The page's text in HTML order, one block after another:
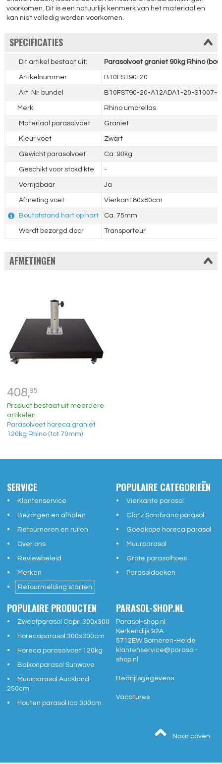
voorkomen. Dit is een natuurlijk kenmerk van het materiaal en
kan niet volledig worden voorkomen.
SPECIFICATIES
Dit artikel bestaat uit: Parasolvoet graniet 90kg Rhino
Artikelnummer B10FST90-20
Art. Nr. bundel B10FST90-20-A12ADA1-20-S1007-
Merk Rhino umbrellas
Materiaal parasolvoet Graniet
Kleur voet Zwart
Gewicht parasolvoet Ca. 90kg
Geschikt voor stokdikte -
Verrijdbaar Ja
Afmeting voet Vierkant 80x80cm
Boutafstand hart op hart Ca. 75mm
Wordt bezorgd door Transporteur
AFMETINGEN
408,95
Product bestaat uit meerdere
artikelen
Parasolvoet horeca graniet
120kg Rhino (tot 70mm)
SERVICE
Klantenservice
Bezorgen en afhalen
Retourneren en ruilen
Over ons
Reviewbeleid
Merken
Retourmelding starten
POPULAIRE CATEGORIEËN
Vierkante parasol
Glatz Sombrano parasol
Goedkope horeca parasol
Muurparasol
Grote parasolhoes
Parasoldoeken
POPULAIRE PRODUCTEN
Zweefparasol Capri 300x300
Horecaparasol 300x300cm
Horeca parasolvoet 120kg
Balkonparasol Sunwave
Muurparasol Auckland
250cm
Houten parasol Ica 300cm
PARASOL-SHOP.NL
Parasol-shop.nl
Kerkendijk 92A
5712EW Someren-Heide
klantenservice@parasol-
shop.nl
Bedrijfsgegevens
Vacatures
Naar boven